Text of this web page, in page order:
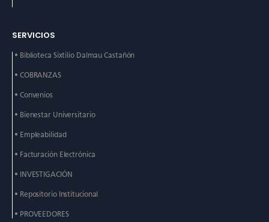
SERVICIOS
• Biblioteca Sixtilio DalmauCastañón
• COBRANZAS
• Convenios
• Bienestar Universitario
• Empleabilidad
• Facturación Electrónica
• INVESTIGACIÓN
• Repositorio Institucional
• PROVEEDORES